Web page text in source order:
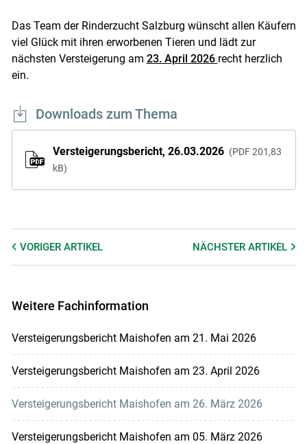
Das Team der Rinderzucht Salzburg wünscht allen Käufern
viel Glück mit ihren erworbenen Tieren und lädt zur
nächsten Versteigerung am 23. April 2026 recht herzlich
ein.
Downloads zum Thema
Versteigerungsbericht, 26.03.2026 PDF 201,83
kB
VORIGER ARTIKEL NÄCHSTERARTIKEL
Weitere Fachinformation
Versteigerungsbericht Maishofen am 21. Mai 2026
Versteigerungsbericht Maishofen am 23. April 2026
Versteigerungsbericht Maishofen am 26. März 2026
Versteigerungsbericht Maishofen am 05. März 2026